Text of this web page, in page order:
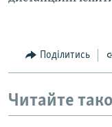
Поділитись
Читайте